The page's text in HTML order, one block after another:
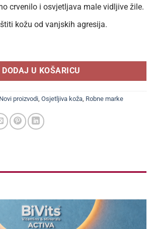
crvenilo i osvjetljava male vidljive žile.
kožu od vanjskih agresija.
Expert Intense kremasti gel 15ml, Djeluje
DODAJ U KOŠARICU
Novi proizvodi, Osjetljiva koža, Robne marke